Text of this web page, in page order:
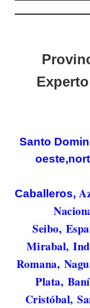
Santo
Caballeros,
Seibo,
Mirabal,
Romana,
Plata,
Cristóbal,